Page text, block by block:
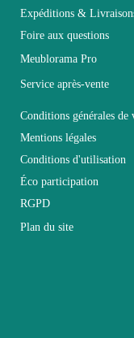
Collection
Coloris
Dimensions
Electrique
Expéditions &
Foire aux questions
Meublorama Pro
Service après-vente
Conditions générales de
Mentions légales
Conditions d'utilisation
Éco participation
RGPD
Plan du site